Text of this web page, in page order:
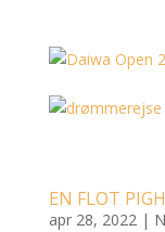
EN FLOT
apr 28, 2022|